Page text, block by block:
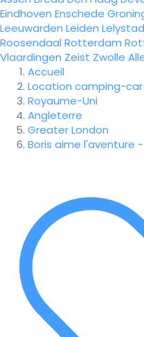
Eindhoven Enschede
Leeuwarden Leiden Lelystad
Roosendaal Rotterdam
Vlaardingen Zeist Zwolle
Accueil
Location camping-car
Royaume-Uni
Angleterre
Greater London
Boris aime l'aventure